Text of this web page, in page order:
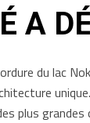
A
du lac
plus